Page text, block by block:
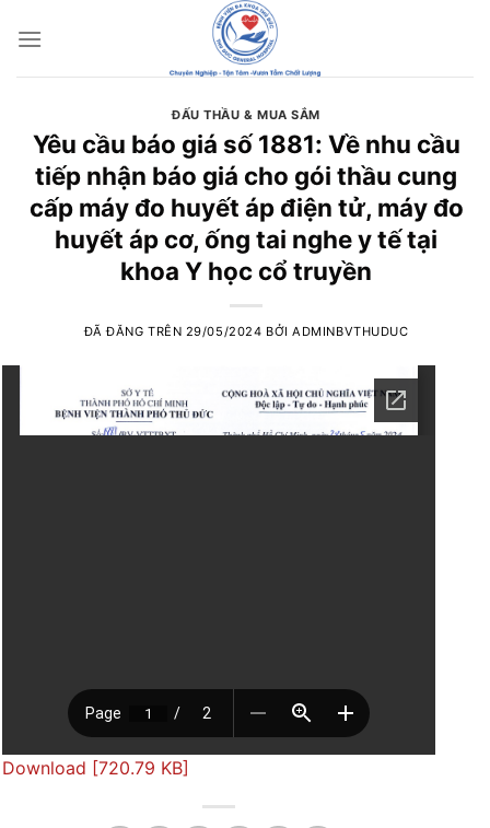
đến
ĐẤU THẦU & MUA SẮM
Yêu cầu báo giá số 1881: Về nhu cầu
tiếp nhận báo giá cho gói thầu cung
cấp máy đo huyết áp điện tử, máy đo
huyết áp cơ, ống tai nghe y tế tại
khoa Y học cổ truyền
ĐÃ ĐĂNG TRÊN 29/05/2024 BỞIADMINBVTHUDUC
Download [720.79 KB]